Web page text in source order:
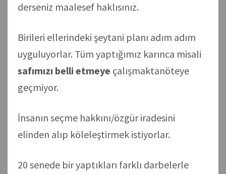
derseniz maalesef haklısınız.
Birileri ellerindeki şeytani planı adım adım
uyguluyorlar. Tüm yaptığımız karınca misali
safımızı belli etmeye çalışmaktanöteye
geçmiyor.
İnsanın seçme hakkını/özgür iradesini
elinden alıp köleleştirmek istiyorlar.
20 senede bir yaptıkları farklı darbelerle